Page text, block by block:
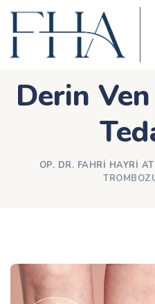
İçeriğe
Derin
OP. DR. FAHRI HAYRI